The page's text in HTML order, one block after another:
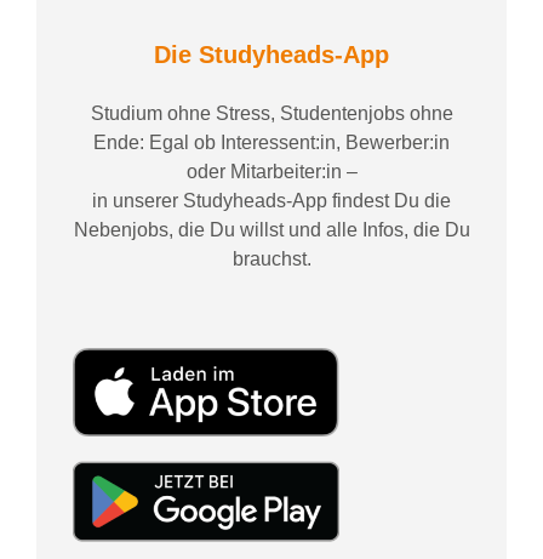
Die Studyheads-App
Studium ohne Stress, Studentenjobs ohne
Ende: Egal ob Interessent:in, Bewerber:in
oder Mitarbeiter:in –
in unserer Studyheads-App findest Du die
Nebenjobs, die Du willst und alle Infos, die Du
brauchst.